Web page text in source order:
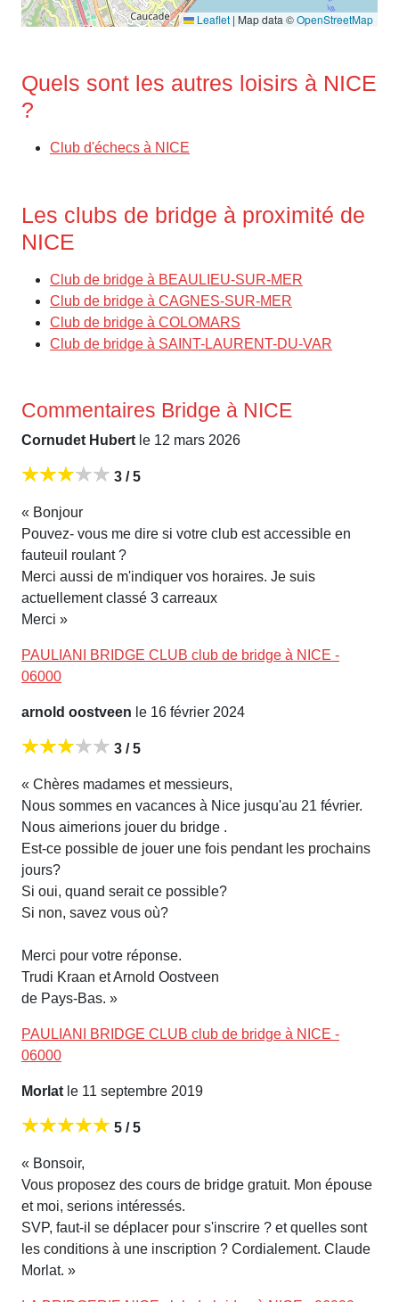
Leaflet | Map data ©OpenStreetMap
Quels sont les autres loisirs à NICE
?
Club d'échecs à NICE
Les clubs de bridge à proximité de
NICE
Club de bridge à BEAULIEU-SUR-MER
Club de bridge à CAGNES-SUR-MER
Club de bridge à COLOMARS
Club de bridge à SAINT-LAURENT-DU-VAR
Commentaires Bridge à NICE
Cornudet Hubert le 12 mars 2026
3 / 5
« Bonjour
Pouvez- vous me dire si votre club est accessible en
fauteuil roulant ?
Merci aussi de m'indiquer vos horaires. Je suis
actuellement classé 3 carreaux
Merci »
PAULIANI BRIDGE CLUB club de bridge à NICE -
06000
arnold oostveen le 16 février 2024
3 / 5
« Chères madames et messieurs,
Nous sommes en vacances à Nice jusqu'au 21 février.
Nous aimerions jouer du bridge .
Est-ce possible de jouer une fois pendant les prochains
jours?
Si oui, quand serait ce possible?
Si non, savez vous où?
Merci pour votre réponse.
Trudi Kraan et Arnold Oostveen
de Pays-Bas. »
PAULIANI BRIDGE CLUB club de bridge à NICE -
06000
Morlat le 11 septembre 2019
5 / 5
« Bonsoir,
Vous proposez des cours de bridge gratuit. Mon épouse
et moi, serions intéressés.
SVP, faut-il se déplacer pour s'inscrire ? et quelles sont
les conditions à une inscription ? Cordialement. Claude
Morlat. »